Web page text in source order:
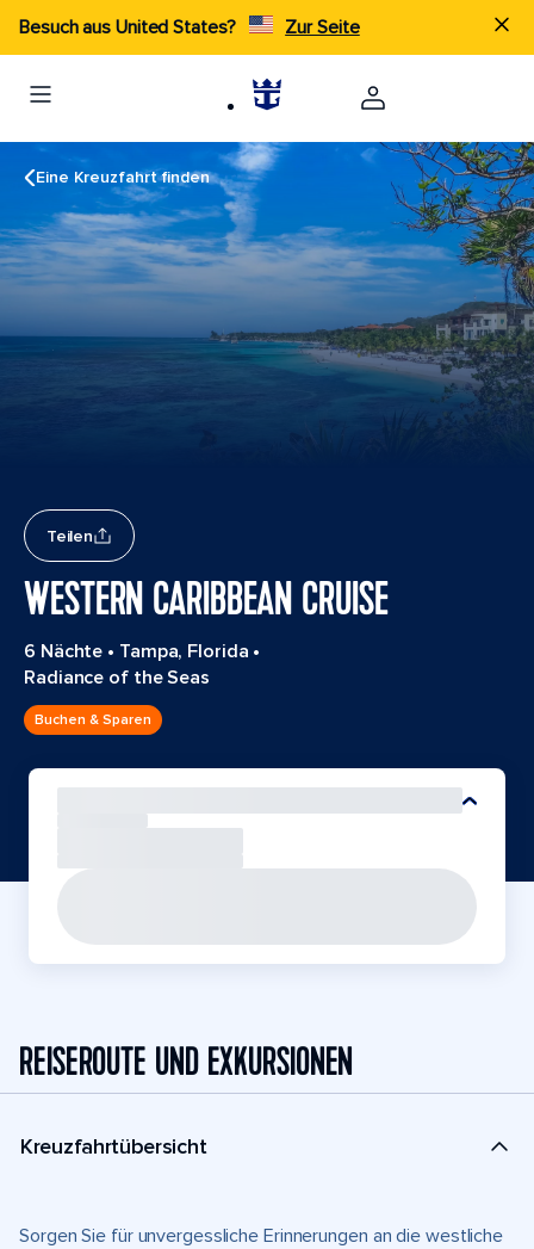
Besuch aus United States? Zur Seite
Eine Kreuzfahrt finden
Teilen
WESTERN CARIBBEAN CRUISE
6 Nächte • Tampa, Florida •
Radiance of the Seas
Buchen & Sparen
REISEROUTE UND EXKURSIONEN
Kreuzfahrtübersicht
Sorgen Sie für unvergessliche Erinnerungen an die westliche